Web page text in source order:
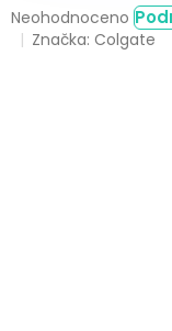
Průměrné
hodnocení
Neohodnoceno
Značka:Colgate